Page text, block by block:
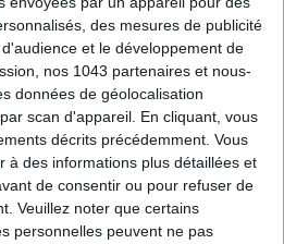
des mesures de publicité
et le développement de
nos 1043 partenaires et nous-
données de géolocalisation
scan d'appareil. En cliquant, vous
décrits précédemment. Vous
à des informations plus détaillées et
de consentir ou pour refuser de
Veuillez noter que certains
personnelles peuvent ne pas
etumeshusd’exception, de
objets décoratifs porte-bonheur
le service pour reproduire à la
du thé. Vous n’y connaissez
lecture des étiquettes ? Une équipe
vous expliquer et vous conseiller
et besoins.
Paris 4e. Ouvert du lundi au